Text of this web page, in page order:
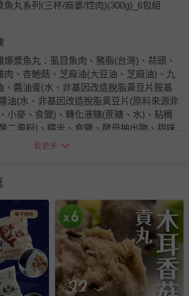
魚丸系列(三杯/麻婆/焢肉)(300g)_6包組
爆漿魚丸：虱目魚肉、豬脂(台灣)、蒜頭、
肉、杏鮑菇、芝麻油(大豆油、芝麻油)、九
、醬油膏(水、非基因改造脫脂黃豆片胺基
油(水、非基因改造脫脂黃豆片(原料來源非
小麥、食鹽)、轉化液糖(蔗糖、水)、粘稠
二澱粉)、糯米、食鹽、酵母抽出物、甜味
菊醣苷)、防腐劑(己二烯酸鉀)、調味劑
方品質改良劑(多磷酸鈉、偏磷酸鈉、酸性
九層塔香料(玉米油、香料)、槴子藍色素、
豆腐爆漿魚丸： 虱目魚肉、豬脂(台灣)、
粉、豬肉(台灣)、豆腐(非基因改造黃豆)、
非基因改造黃豆、乳酸)、麻油(大豆油、芝
胡椒粉、調味劑(L-麩酸鈉、胺基乙酸、DL-
酸二鈉)、複方品質改良劑(多磷酸鈉、偏磷
酸鈉、偏磷酸鉀、二氧化矽)、複方甜味劑
看更多